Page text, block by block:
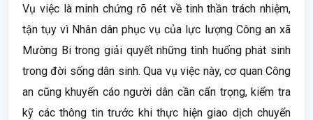
Vụ việc là minh chứng rõ nét về tinh thần trách nhiệm,
tận tụy vì Nhân dân phục vụ của lực lượng Công an xã
Mường Bi trong giải quyết những tình huống phát sinh
trong đời sống dân sinh. Qua vụ việc này, cơ quan Công
an cũng khuyến cáo người dân cần cẩn trọng, kiểm tra
kỹ các thông tin trước khi thực hiện giao dịch chuyển